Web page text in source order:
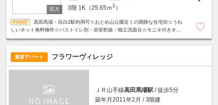
3階 1K（25.65ｍ2 ）
高田馬場・目白2駅利用可☆おとめ山公園近くの閑静な住宅街☆うれ
しいネット無料物件☆バストイレ別・浴室乾燥・独立洗面台☆モニタ付きオー
賃貸アパート フラワーヴィレッジ
ＪＲ山手線高田馬場駅 / 徒歩5分
築年月2011年2月 / 3階建